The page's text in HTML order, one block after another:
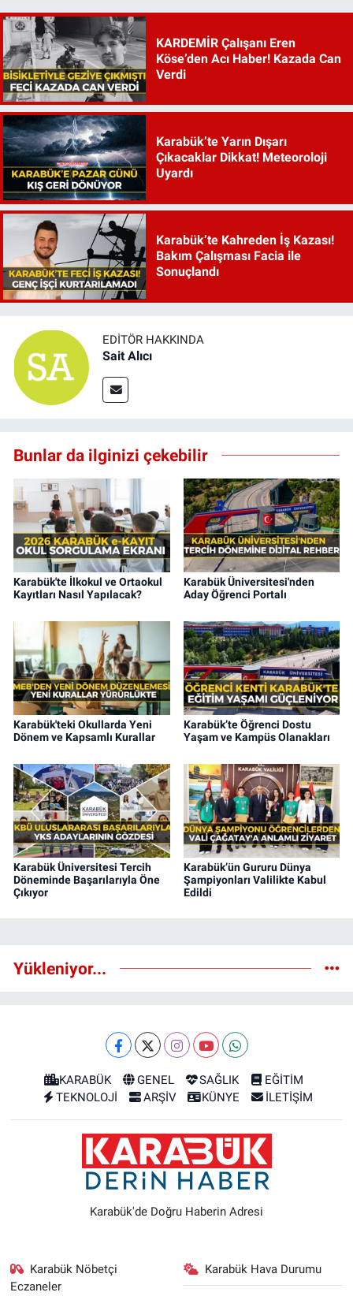
KARDEMİR Çalışanı Eren
Köse’den Acı Haber! Kazada Can
Verdi
Karabük’te Yarın Dışarı
Çıkacaklar Dikkat! Meteoroloji
Uyardı
Karabük’te Kahreden İş Kazası!
Bakım Çalışması Facia ile
Sonuçlandı
EDITÖR HAKKINDA
Sait Alıcı
Bunlar da ilginizi çekebilir
Karabük'te İlkokul ve Ortaokul
Kayıtları Nasıl Yapılacak?
Karabük Üniversitesi'nden
Aday Öğrenci Portalı
Karabük'teki Okullarda Yeni
Dönem ve Kapsamlı Kurallar
Karabük’te Öğrenci Dostu
Yaşam ve Kampüs Olanakları
Karabük Üniversitesi Tercih
Döneminde Başarılarıyla Öne
Çıkıyor
Karabük’ün Gururu Dünya
Şampiyonları Valilikte Kabul
Edildi
Yükleniyor...
KARABÜK GENEL SAĞLIK
EĞİTİM
TEKNOLOJİ
ARŞİV KÜNYE İLETİŞİM
Karabük'de Doğru Haberin Adresi
Karabük Nöbetçi
Eczaneler
Karabük Hava Durumu